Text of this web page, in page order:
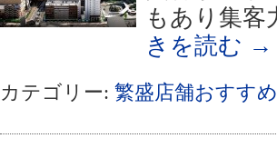
もあり集
きを読む →
カテゴリー: 繁盛店舗おすす